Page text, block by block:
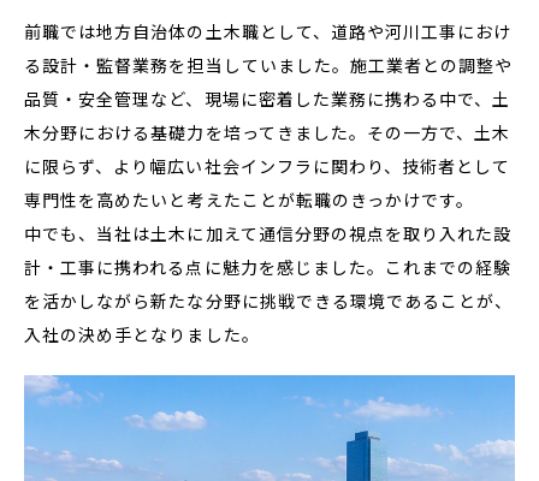
前職では地方自治体の土木職として、道路や河川工事におけ
る設計・監督業務を担当していました。施工業者との調整や
品質・安全管理など、現場に密着した業務に携わる中で、土
木分野における基礎力を培ってきました。その一方で、土木
に限らず、より幅広い社会インフラに関わり、技術者として
専門性を高めたいと考えたことが転職のきっかけです。
中でも、当社は土木に加えて通信分野の視点を取り入れた設
計・工事に携われる点に魅力を感じました。これまでの経験
を活かしながら新たな分野に挑戦できる環境であることが、
入社の決め手となりました。